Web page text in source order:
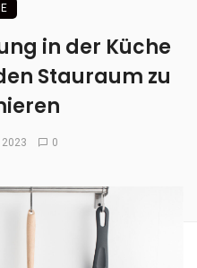
in der Küche
Stauraum zu
2023 0